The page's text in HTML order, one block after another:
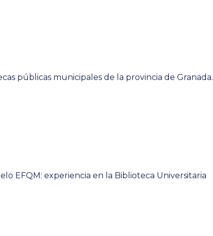
públicas municipales de la provincia de Granada.
EFQM: experiencia en la Biblioteca Universitaria